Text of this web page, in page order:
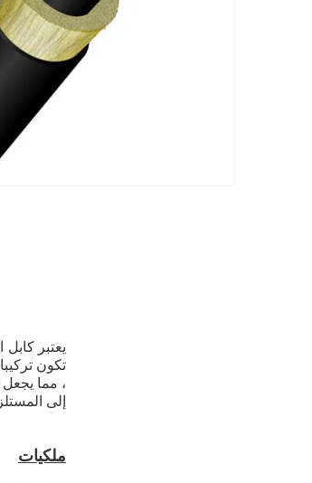
تكون
إلى
ملكيات